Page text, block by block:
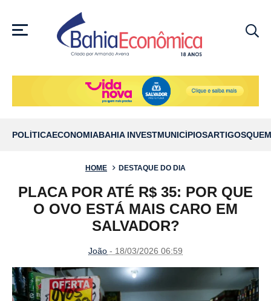
MENU
POLÍTICAECONOMIABAHIA INVESTMUNICÍPIOSARTIGOS
HOME DESTAQUE DO DIA
PLACA POR ATÉ R$ 35: POR QUE
O OVO ESTÁ MAIS CARO EM
SALVADOR?
João - 18/03/2026 06:59